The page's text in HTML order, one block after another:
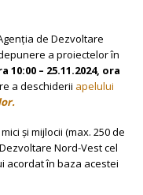
de Dezvoltare
a proiectelor în
10:00 – 25.11.2024, ora
a deschiderii apelului
și mijlocii (max. 250 de
Nord-Vest cel
acordat în baza acestei